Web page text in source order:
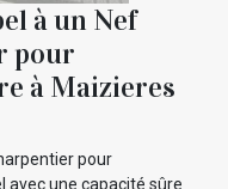
à un Nef
pour
à Maizieres
pour
une capacité sûre